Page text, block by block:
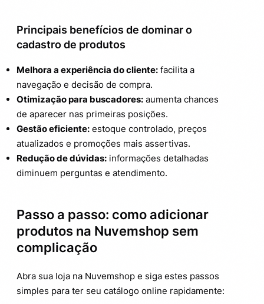
Principais benefícios de dominar o
cadastro de produtos
Melhora a experiência do cliente: facilita a
navegação e decisão de compra.
Otimização para buscadores: aumenta chances
de aparecer nas primeiras posições.
Gestão eficiente: estoque controlado, preços
atualizados e promoções mais assertivas.
Redução de dúvidas: informações detalhadas
diminuem perguntas e atendimento.
Passo a passo: como adicionar
produtos na Nuvemshop sem
complicação
Abra sua loja na Nuvemshop e siga estes passos
simples para ter seu catálogo online rapidamente: